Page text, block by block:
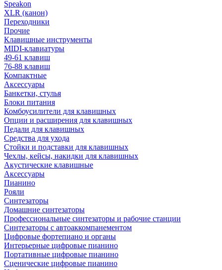
Speakon
XLR (канон)
Переходники
Прочие
Клавишные инструменты
MIDI-клавиатуры
49-61 клавиш
76-88 клавиш
Компактные
Аксессуары
Банкетки, стулья
Блоки питания
Комбоусилители для клавишных
Опции и расширения для клавишных
Педали для клавишных
Средства для ухода
Стойки и подставки для клавишных
Чехлы, кейсы, накидки для клавишных
Акустические клавишные
Аксессуары
Пианино
Рояли
Синтезаторы
Домашние синтезаторы
Профессиональные синтезаторы и рабочие станции
Синтезаторы с автоаккомпанементом
Цифровые фортепиано и органы
Интерьерные цифровые пианино
Портативные цифровые пианино
Сценические цифровые пианино